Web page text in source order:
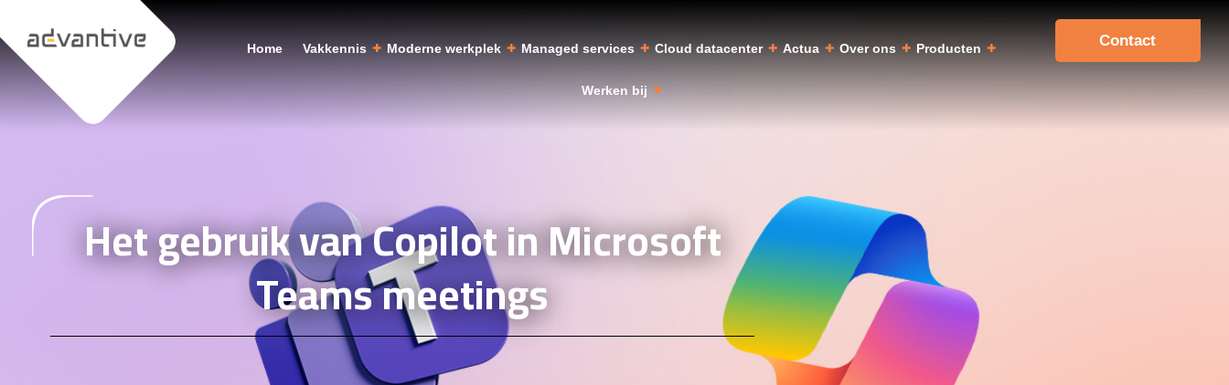
Home Vakkennis Moderne werkplek Managed services Cloud datacenter Actua Over ons Producten
Werken bij
Contact
Het gebruik van Copilot in Microsoft
Teams meetings